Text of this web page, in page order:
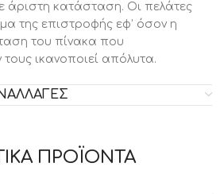
κατάσταση. Οι πελάτες
της επιστροφής εφ’ όσον η
του πίνακα που
ικανοποιεί απόλυτα.
ΠΡΟΪΟΝΤΑ